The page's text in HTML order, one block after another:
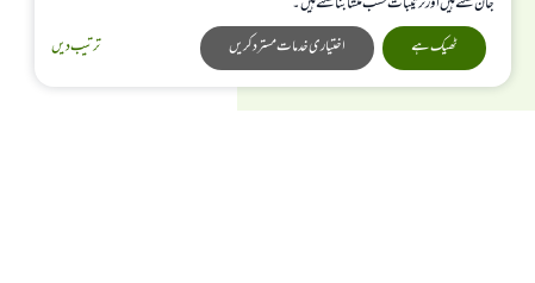
ترتیب دیں
اختیاری خدمات مسترد کریں ٹھیک ہے